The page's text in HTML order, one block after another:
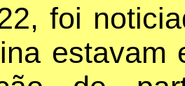
foi
estavam